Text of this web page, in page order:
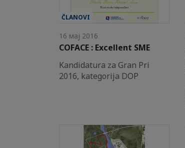
ČLANOVI
16 мај 2016
COFACE : Excellent SME
Kandidatura za Gran Pri
2016, kategorija DOP